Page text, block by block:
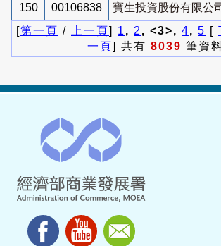
150 00106838
寶生投資股份有限公
[第一頁 / 上一頁] 1 , 2 , <3>, 4, 5 [
一頁] 共有 8039 筆資